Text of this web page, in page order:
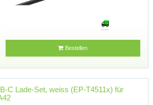
Bestellen
C Lade-Set, weiss (EP-T4511x) für